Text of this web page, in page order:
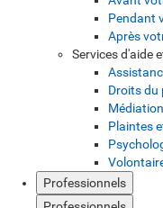
Pendant
Après
Services d'aide
Droits du
Plaintes
Professionnels